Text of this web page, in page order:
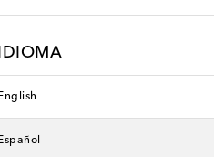
de descuento
IDIOMA
English
Español